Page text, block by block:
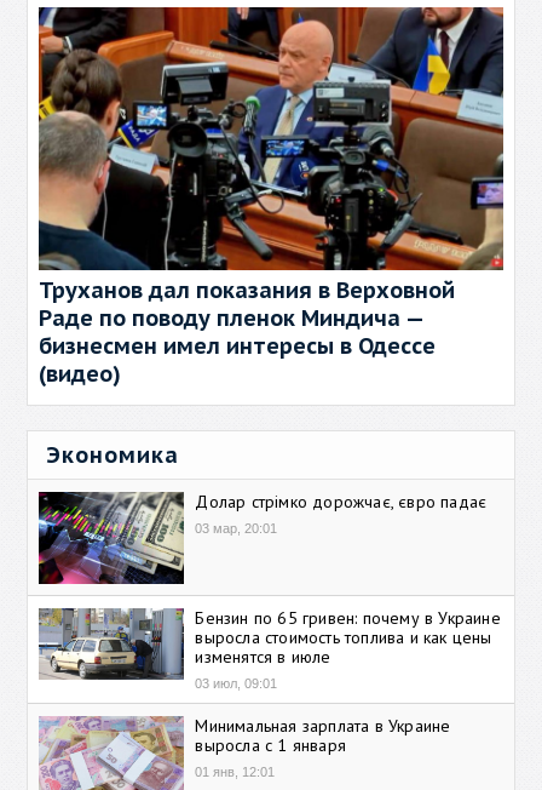
Труханов дал показания в Верховной
Раде по поводу пленок Миндича —
бизнесмен имел интересы в Одессе
(видео)
Экономика
Долар стрімко дорожчає, євро падає
03 мар, 20:01
Бензин по 65 гривен: почему в Украине
выросла стоимость топлива и как цены
изменятся в июле
03 июл, 09:01
Минимальная зарплата в Украине
выросла с 1 января
01 янв, 12:01